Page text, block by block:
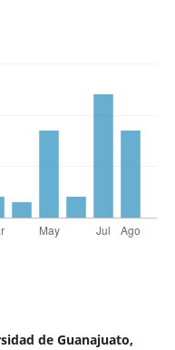
de Guanajuato,